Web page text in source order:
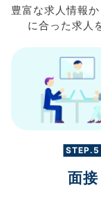
豊富な求人情報か
に合った求人
STEP.5
面接